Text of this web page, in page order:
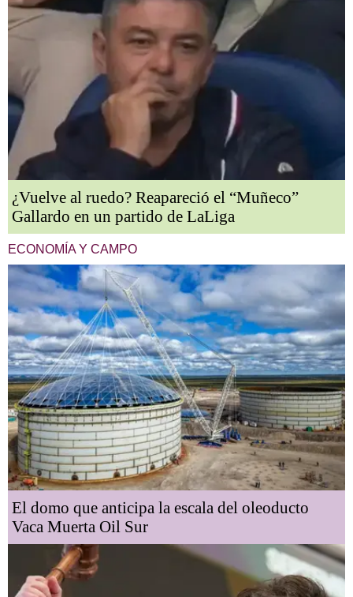
¿Vuelve al ruedo? Reapareció el “Muñeco”
Gallardo en un partido de LaLiga
ECONOMÍA Y CAMPO
El domo que anticipa la escala del oleoducto
Vaca Muerta Oil Sur